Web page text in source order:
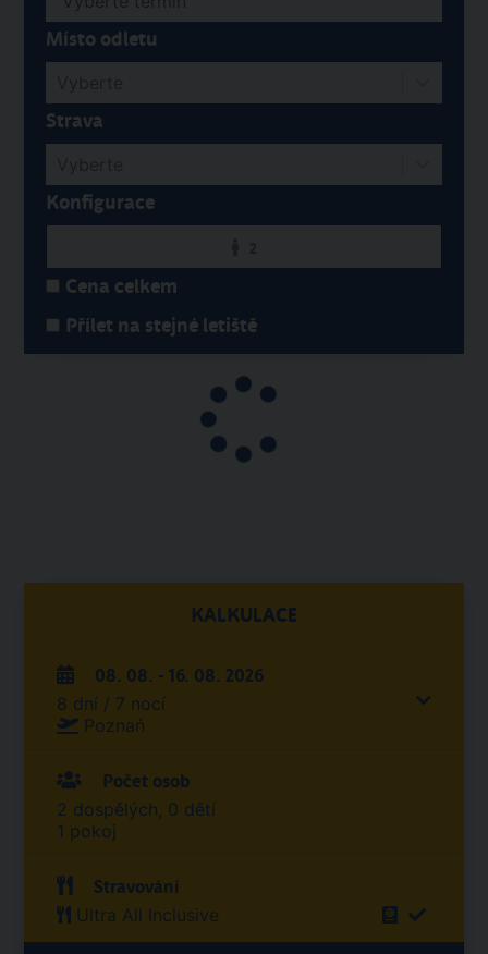
Strava
Konfigurace
Cena celkem
08. 08. - 16. 08. 2026
Počet osob
2 dospělých, 0 dětí
Stravování
Ultra All Inclusive
od 32 094 Kč | Last Minute